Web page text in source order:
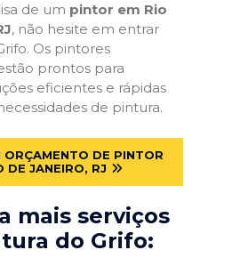
de um pintor em Rio
, não hesite em entrar
Os pintores
prontos para
eficientes e rápidas
de pintura.
ORÇAMENTO DE PINTOR
DE JANEIRO, RJ
mais serviços
do Grifo: